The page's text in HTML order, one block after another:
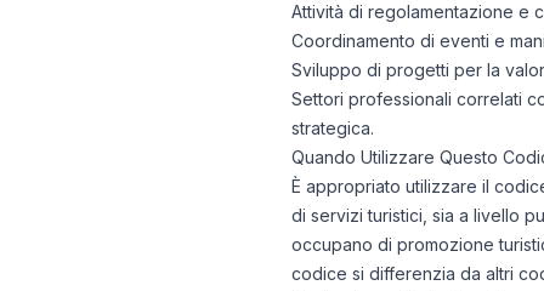
Attività di regolamentazione e
Coordinamento di eventi e
Sviluppo di progetti per la
Settori professionali correlati
strategica.
Quando Utilizzare Questo
È appropriato utilizzare il
di servizi turistici, sia a livello
occupano di promozione
codice si differenzia da altri